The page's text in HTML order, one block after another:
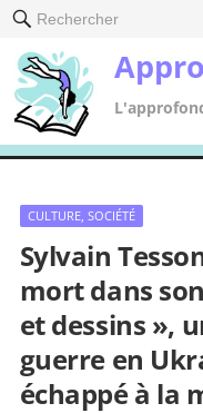
Rechercher
CULTURE, SOCIÉTÉ
Sylvain
mort dans
et dessins »,
guerre en
échappé à la